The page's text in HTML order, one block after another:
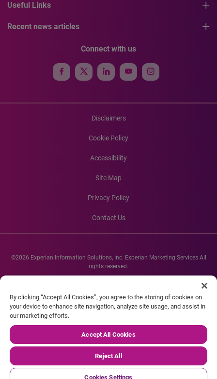
Useful Links
Recent news articles
Connect with us
Disclaimers
Cookie Policy
Accessibility
Site Map
Privacy Policy
Contact Us
©2026 Experian Information Solutions, Inc. Experian Marketing Services All
rights reserved.
Experian and the Experian marks used herein are service marks or registered
company names mentioned herein are the property of their respective
owners.
By clicking “Accept All Cookies”, you agree to the storing of cookies on
your device to enhance site navigation, analyze site usage, and assist in
our marketing efforts.
Accept All Cookies
Reject All
Cookies Settings